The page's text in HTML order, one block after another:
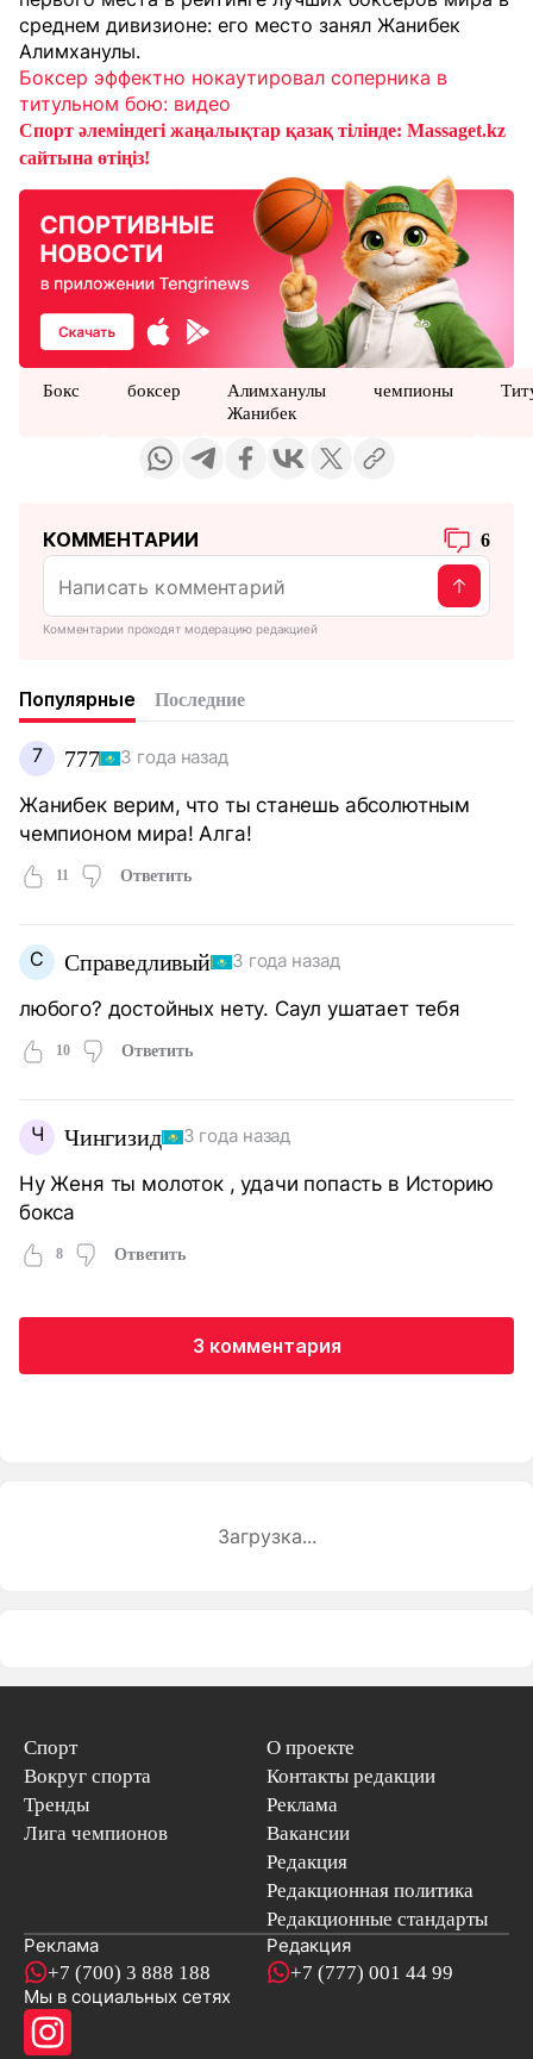
среднем дивизионе: его место занял Жанибек
Алимханулы.
Боксер эффектно нокаутировал соперника в
титульном бою: видео
Спорт әлеміндегі жаңалықтар қазақ тілінде: Massaget.kz
сайтына өтіңіз!
Бокс боксер
Алимханулы
Жанибек
чемпионы
КОММЕНТАРИИ 6
Комментарии проходят модерацию редакцией
Популярные Последние
7 777 3 года назад
Жанибек верим, что ты станешь абсолютным
чемпионом мира! Алга!
11 Ответить
С Справедливый 3 года назад
любого? достойных нету. Саул ушатает тебя
10 Ответить
Ч Чингизид 3 года назад
Ну Женя ты молоток , удачи попасть в Историю
бокса
8 Ответить
3 комментария
Загрузка...
Спорт
Вокруг спорта
Тренды
Лига чемпионов
О проекте
Контакты редакции
Реклама
Вакансии
Редакция
Редакционная политика
Редакционные стандарты
Реклама
+7 (700) 3 888 188
Редакция
+7 (777) 001 44 99
Мы в социальных сетях